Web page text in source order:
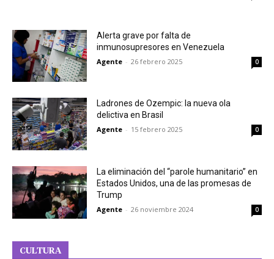
Alerta grave por falta de
inmunosupresores en Venezuela
Agente - 26 febrero 2025 0
Ladrones de Ozempic: la nueva ola
delictiva en Brasil
Agente - 15 febrero 2025 0
La eliminación del “parole humanitario” en
Estados Unidos, una de las promesas de
Trump
Agente - 26 noviembre 2024 0
CULTURA